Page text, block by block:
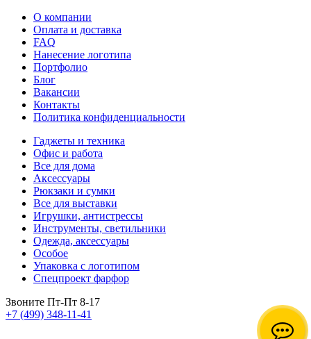
О компании
Оплата и доставка
FAQ
Нанесение логотипа
Портфолио
Блог
Вакансии
Контакты
Политика конфиденциальности
Гаджеты и техника
Офис и работа
Все для дома
Аксессуары
Рюкзаки и сумки
Все для выставки
Игрушки, антистрессы
Инструменты, светильники
Одежда, аксессуары
Особое
Упаковка с логотипом
Спецпроект фарфор
Звоните Пт-Пт 8-17
+7 (499) 348-11-41